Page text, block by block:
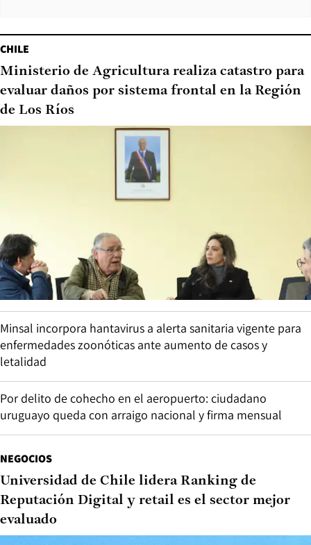
CHILE
Ministerio de Agricultura realiza catastro para
evaluar daños por sistema frontal en la Región
de Los Ríos
Minsal incorpora hantavirus a alerta sanitaria vigente para
enfermedades zoonóticas ante aumento de casos y
letalidad
Por delito de cohecho en el aeropuerto: ciudadano
uruguayo queda con arraigo nacional y firma mensual
NEGOCIOS
Universidad de Chile lidera Ranking de
Reputación Digital y retail es el sector mejor
evaluado